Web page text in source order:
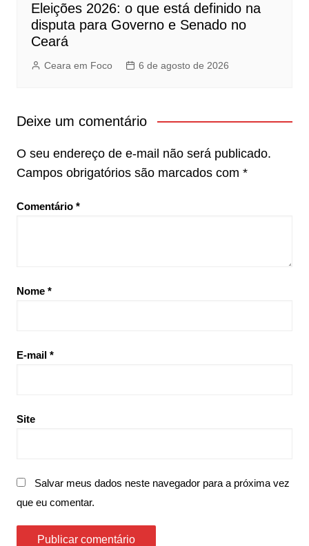
Eleições 2026: o que está definido na
disputa para Governo e Senado no
Ceará
Ceara em Foco 6 de agosto de 2026
Deixe um comentário
O seu endereço de e-mail não será publicado.
Campos obrigatórios são marcados com *
Comentário *
Nome *
E-mail *
Site
Salvar meus dados neste navegador para a próxima vez
que eu comentar.